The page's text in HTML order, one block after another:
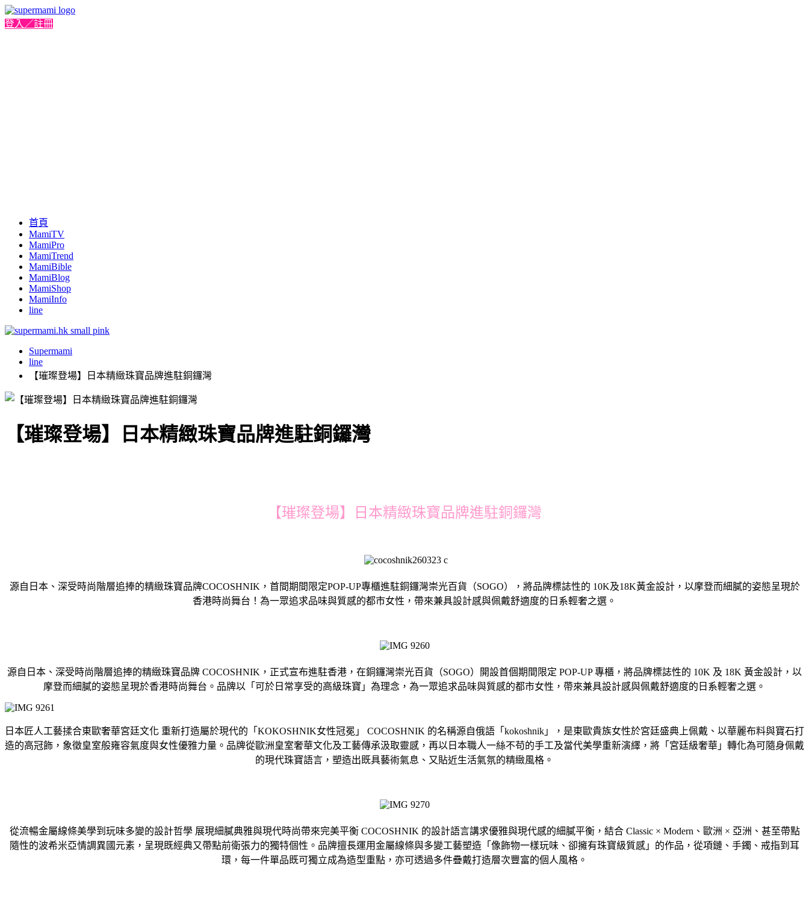
登入／註冊
首頁
MamiTV
MamiPro
MamiTrend
MamiBible
MamiBlog
MamiShop
MamiInfo
line
Supermami
line
【璀璨登場】日本精緻珠寶品牌進駐銅鑼灣
【璀璨登場】日本精緻珠寶品牌進駐銅鑼灣
【璀璨登場】日本精緻珠寶品牌進駐銅鑼灣
源自日本、深受時尚階層追捧的精緻珠寶品牌COCOSHNIK，首間期間限定POP-UP專櫃進駐銅鑼灣崇光百貨（SOGO），將品牌標誌性的 10K及18K黃金設計，以摩登而細膩的姿態呈現於
香港時尚舞台！為一眾追求品味與質感的都市女性，帶來兼具設計感與佩戴舒適度的日系輕奢之選。
源自日本、深受時尚階層追捧的精緻珠寶品牌 COCOSHNIK，正式宣布進駐香港，在銅鑼灣崇光百貨（SOGO）開設首個期間限定 POP-UP 專櫃，將品牌標誌性的 10K 及 18K 黃金設計，以
摩登而細膩的姿態呈現於香港時尚舞台。品牌以「可於日常享受的高級珠寶」為理念，為一眾追求品味與質感的都市女性，帶來兼具設計感與佩戴舒適度的日系輕奢之選。
日本匠人工藝揉合東歐奢華宮廷文化 重新打造屬於現代的「KOKOSHNIK女性冠冕」 COCOSHNIK 的名稱源自俄語「kokoshnik」，是東歐貴族女性於宮廷盛典上佩戴、以華麗布料與寶石打
造的高冠飾，象徵皇室般雍容氣度與女性優雅力量。品牌從歐洲皇室奢華文化及工藝傳承汲取靈感，再以日本職人一絲不苟的手工及當代美學重新演繹，將「宮廷級奢華」轉化為可隨身佩戴
的現代珠寶語言，塑造出既具藝術氣息、又貼近生活氣氛的精緻風格。
從流暢金屬線條美學到玩味多變的設計哲學 展現細膩典雅與現代時尚帶來完美平衡 COCOSHNIK 的設計語言講求優雅與現代感的細膩平衡，結合 Classic × Modern、歐洲 × 亞洲、甚至帶點
隨性的波希米亞情調異國元素，呈現既經典又帶點前衛張力的獨特個性。品牌擅長運用金屬線條與多變工藝塑造「像飾物一樣玩味、卻擁有珠寶級質感」的作品，從項鏈、手鐲、戒指到耳
環，每一件單品既可獨立成為造型重點，亦可透過多件疊戴打造層次豐富的個人風格。